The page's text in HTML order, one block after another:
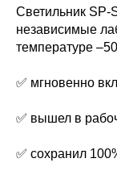
Светильник
независимые
температуре
✅ мгновенно
✅ вышел в
✅ сохранил